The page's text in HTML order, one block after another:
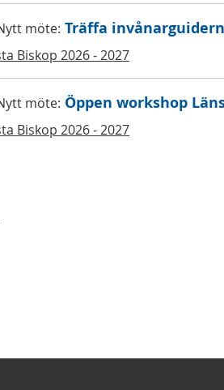
möte: Träffa
Biskop 2026 - 2027
möte: Öppen workshop
Biskop 2026 - 2027